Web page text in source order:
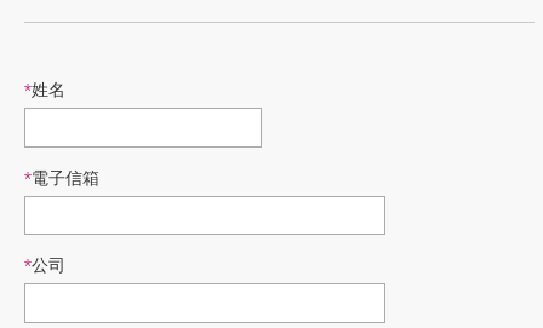
*姓名
*電子信箱
*公司